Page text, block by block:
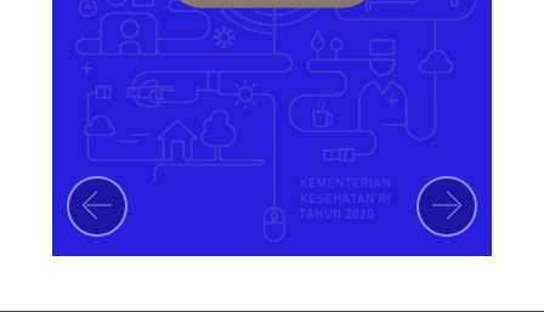
Previous Next